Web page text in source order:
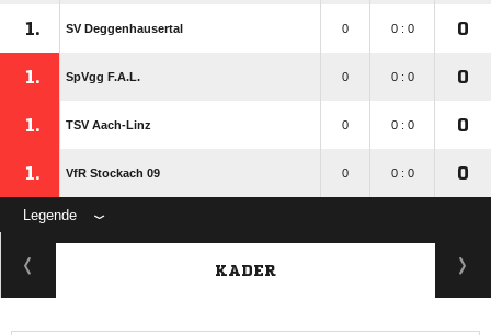
1. SV Deggenhausertal 0 0 : 0 0
1. SpVgg F.A.L. 0 0 : 0 0
1. TSV Aach-Linz 0 0 : 0 0
1. VfR Stockach 09 0 0 : 0 0
Legende
KADER